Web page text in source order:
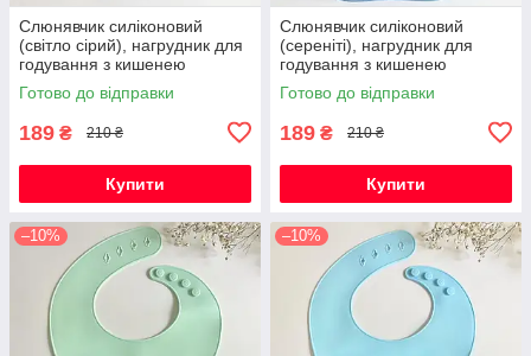
Слюнявчик силіконовий
(світло сірий), нагрудник для
годування з кишенею
Готово до відправки
189 ₴ 210 ₴
Купити
Слюнявчик силіконовий
(сереніті), нагрудник для
годування з кишенею
Готово до відправки
189 ₴ 210 ₴
Купити
–10% –10%